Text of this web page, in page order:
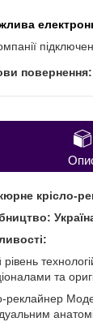
крісло-
та
реклайнер